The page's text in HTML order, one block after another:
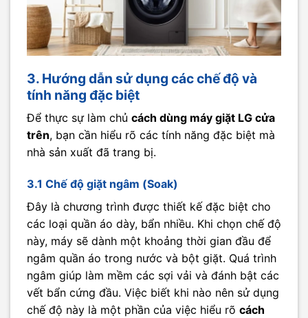
3. Hướng dẫn sử dụng các chế độ và
tính năng đặc biệt
Để thực sự làm chủ cách dùng máy giặt LG cửa
trên, bạn cần hiểu rõ các tính năng đặc biệt mà
nhà sản xuất đã trang bị.
3.1 Chế độ giặt ngâm (Soak)
Đây là chương trình được thiết kế đặc biệt cho
các loại quần áo dày, bẩn nhiều. Khi chọn chế độ
này, máy sẽ dành một khoảng thời gian đầu để
ngâm quần áo trong nước và bột giặt. Quá trình
ngâm giúp làm mềm các sợi vải và đánh bật các
vết bẩn cứng đầu. Việc biết khi nào nên sử dụng
chế độ này là một phần của việc hiểu rõ cách